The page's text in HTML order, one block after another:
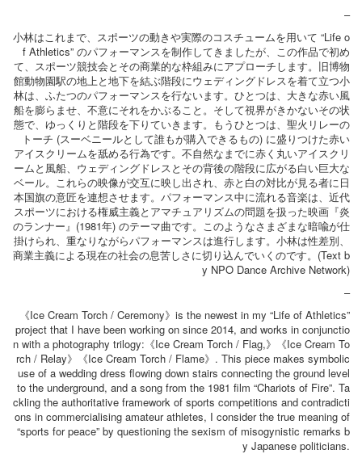
–
小林はこれまで、スポーツの動きや実際のコスチュームを用いて “Life o
f Athletics” のパフォーマンスを制作してきましたが、この作品で初め
て、スポーツ競技会とその商業的な枠組みにアプローチします。旧博物
館動物園駅の地上と地下を結ぶ階段にウェディングドレスを着て立つ小
林は、ふたつのパフォーマンスを行ないます。ひとつは、大きな赤い風
船を膨らませ、不意にそれをかぶること。そして視界がきかないその状
態で、ゆっくりと階段を下りていきます。もうひとつは、聖火リレーの
トーチ (スーベニールとして誰もが購入できるもの) に盛りつけた赤い
アイスクリームを舐める行為です。不自然なまでに赤く丸いアイスクリ
ームと風船、ウェディングドレスとその背後の階段に広がる白い巨大な
ベール。これらの映像が交互に映し出され、赤と白の対比が見る者に日
本国旗の意匠を連想させます。パフォーマンス中に流れる音楽は、近代
スポーツにおける権威主義とアマチュアリズムの問題を扱った映画『炎
のランナー』(1981年) のテーマ曲です。このようなさまざまな暗喩が仕
掛けられ、重なりながらパフォーマンスは進行します。小林は性差別、
商業主義による現在の社会の息苦しさに切り込んでいくのです。(Text b
y NPO Dance Archive Network)
–
《Ice Cream Torch / Ceremony》is the newest in my “Life of Athletics”
project that I have been working on since 2014, and works in conjunctio
n with a photography trilogy:《Ice Cream Torch / Flag,》《Ice Cream To
rch / Relay》《Ice Cream Torch / Flame》. This piece makes symbolic
use of a wedding dress flowing down stairs connecting the ground level
to the underground, and a song from the 1981 film “Chariots of Fire”. Ta
ckling the authoritative framework of sports competitions and contradicti
ons in commercialising amateur athletes, I consider the true meaning of
“sports for peace” by questioning the sexism of misogynistic remarks b
y Japanese politicians.